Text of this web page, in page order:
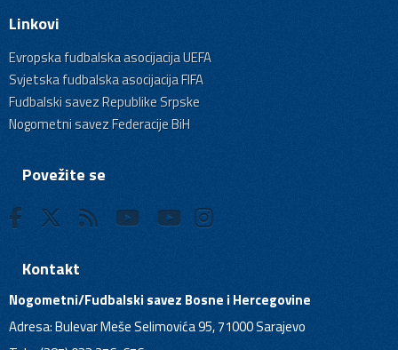
Linkovi
Evropska fudbalska asocijacija UEFA
Svjetska fudbalska asocijacija FIFA
Fudbalski savez Republike Srpske
Nogometni savez Federacije BiH
Povežite se
Kontakt
Nogometni/Fudbalski savez Bosne i Hercegovine
Adresa: Bulevar Meše Selimovića 95, 71000 Sarajevo